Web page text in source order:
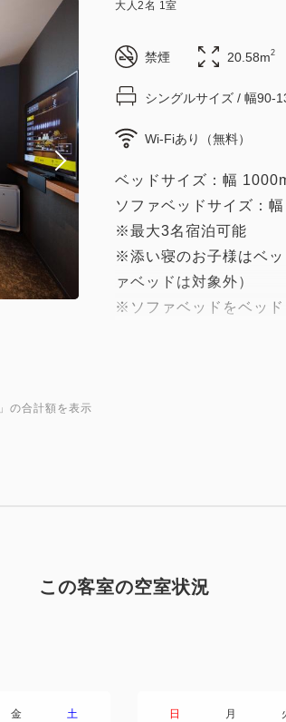
大人2名 1室
禁煙 20.58m2
シングルサイズ / 幅90-
Wi-Fiあり（無料）
ベッドサイズ：幅
ソファベッドサイズ：
※最大3名宿泊可能
※添い寝のお子様はベ
ァベッドは対象外）
※ソファベッドをベッ
●全室Wi-Fi完備
ディショナー,フェイス
」の合計額を表示
この客室の空室状況
金 土 日 月